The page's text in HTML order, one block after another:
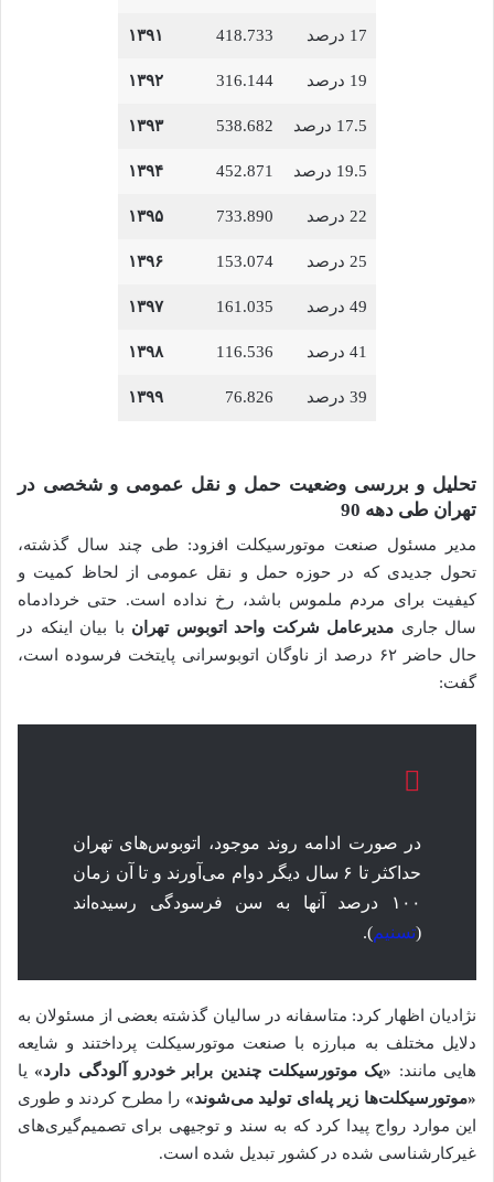
17 درصد 418.733 ۱۳۹۱
19 درصد 316.144 ۱۳۹۲
17.5 درصد 538.682 ۱۳۹۳
19.5 درصد 452.871 ۱۳۹۴
22 درصد 733.890 ۱۳۹۵
25 درصد 153.074 ۱۳۹۶
49 درصد 161.035 ۱۳۹۷
41 درصد 116.536 ۱۳۹۸
39 درصد 76.826 ۱۳۹۹
تحلیل و بررسی وضعیت حمل و نقل عمومی و شخصی در
تهران طی دهه 90
مدیر مسئول صنعت موتورسیکلت افزود: طی چند سال گذشته،
تحول جدیدی که در حوزه حمل و نقل عمومی از لحاظ کمیت و
کیفیت برای مردم ملموس باشد، رخ نداده است. حتی خردادماه
سال جاری مدیرعامل شرکت واحد اتوبوس تهران با بیان اینکه در
حال حاضر ۶۲ درصد از ناوگان اتوبوسرانی پایتخت فرسوده است،
گفت:
در صورت ادامه روند موجود، اتوبوس‌های تهران
حداکثر تا ۶ سال دیگر دوام می‌آورند و تا آن زمان
۱۰۰ درصد آنها به سن فرسودگی رسیده‌اند
(تسنیم).
نژادیان اظهار کرد: متاسفانه در سالیان گذشته بعضی از مسئولان به
دلایل مختلف به مبارزه با صنعت موتورسیکلت پرداختند و شایعه
هایی مانند: «یک موتورسیکلت چندین برابر خودرو آلودگی دارد»یا
«موتورسیکلت‌ها زیر پله‌ای تولید می‌شوند» را مطرح کردند و طوری
این موارد رواج پیدا کرد که به سند و توجیهی برای تصمیم‌گیری‌های
غیرکارشناسی شده در کشور تبدیل شده است.